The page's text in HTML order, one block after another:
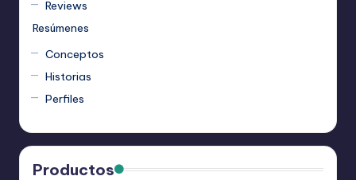
Reviews
Resúmenes
Conceptos
Historias
Perfiles
Productos